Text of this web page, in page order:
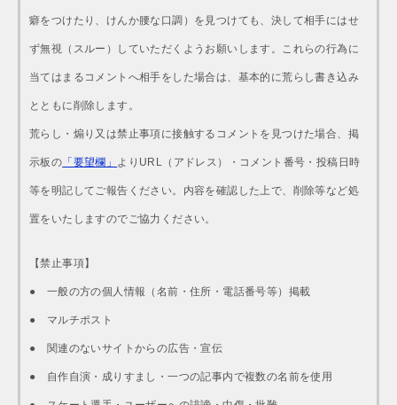
癖をつけたり、けんか腰な口調）を見つけても、決して相手にはせ
ず無視（スルー）していただくようお願いします。これらの行為に
当てはまるコメントへ相手をした場合は、基本的に荒らし書き込み
とともに削除します。
荒らし・煽り又は禁止事項に接触するコメントを見つけた場合、掲
示板の 「要望欄」 よりURL（アドレス）・コメント番号・投稿日時
等を明記してご報告ください。内容を確認した上で、削除等など処
置をいたしますのでご協力ください。
【禁止事項】
● 一般の方の個人情報（名前・住所・電話番号等）掲載
● マルチポスト
● 関連のないサイトからの広告・宣伝
● 自作自演・成りすまし・一つの記事内で複数の名前を使用